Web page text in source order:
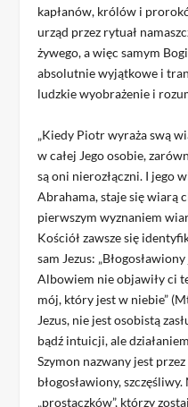
kapłanów, królów i
urząd przez rytuał
żywego, a więc samym
absolutnie wyjątkowe i
ludzkie wyobrażenie i
„Kiedy Piotr wyraża swą
w całej Jego osobie,
są oni nierozłączni. I jego
Abrahama, staje się wiarą
pierwszym wyznaniem
Kościół zawsze się
sam Jezus:
Albowiem nie objawiły ci
mój, który jest w niebie”
Jezus, nie jest osobistą
bądź intuicji, ale
Szymon nazwany jest
błogosławiony,
„prostaczków”, którzy